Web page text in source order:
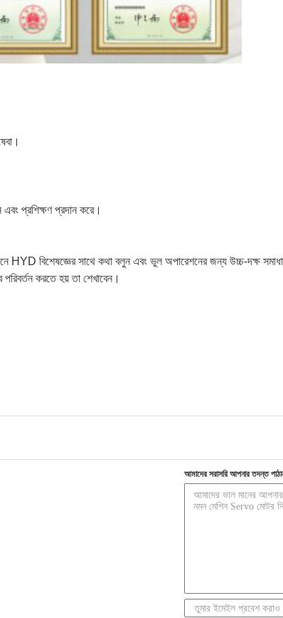
প্রশিক্ষণ প্রদান করে।
HYD বিশেষজ্ঞের সাথে কথা বলুন এবং ভুল অপারেশনের জন্য উচ্চ-দক্ষ
করতে হয় তা শেখাবেন।
আমাদের সরাসরি আপনার তদন্ত